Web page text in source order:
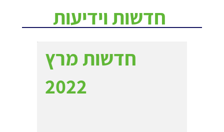
חדשות וידיעות
חדשות מרץ
2022